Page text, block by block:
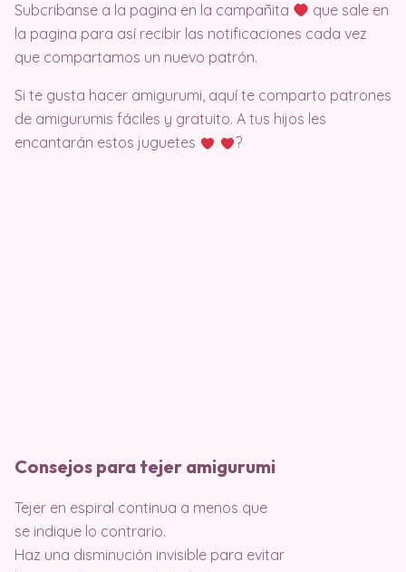
Subcribanse a la pagina en la campañita
que sale en
la pagina para así recibir las notificaciones cada vez
que compartamos un nuevo patrón.
Si te gusta hacer amigurumi, aquí te comparto patrones
de amigurumis fáciles y gratuito. A tus hijos les
encantarán estos juguetes
?
Consejos para tejer amigurumi
Tejer en espiral continua a menos que
se indique lo contrario.
Haz una disminución invisible para evitar